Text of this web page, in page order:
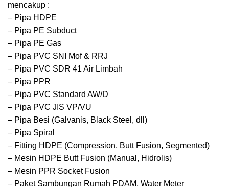
mencakup :
– Pipa HDPE
– Pipa PE Subduct
– Pipa PE Gas
– Pipa PVC SNI Mof & RRJ
– Pipa PVC SDR 41 Air Limbah
– Pipa PPR
– Pipa PVC Standard AW/D
– Pipa PVC JIS VP/VU
– Pipa Besi (Galvanis, Black Steel, dll)
– Pipa Spiral
– Fitting HDPE (Compression, Butt Fusion, Segmented)
– Mesin HDPE Butt Fusion (Manual, Hidrolis)
– Mesin PPR Socket Fusion
– Paket Sambungan Rumah PDAM, Water Meter